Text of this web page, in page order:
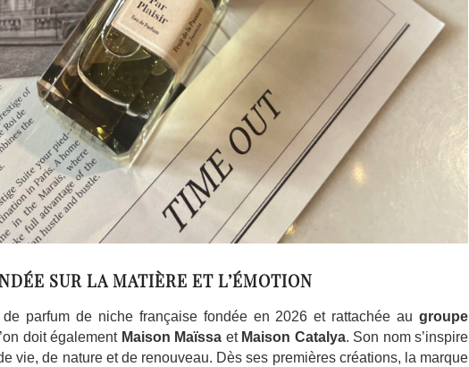
SUR LA MATIÈRE ET L’ÉMOTION
parfum de niche française fondée en 2026 et rattachée au groupe
doit également Maison Maïssa et Maison Catalya. Son nom s’inspire
vie, de nature et de renouveau. Dès ses premières créations, la marque